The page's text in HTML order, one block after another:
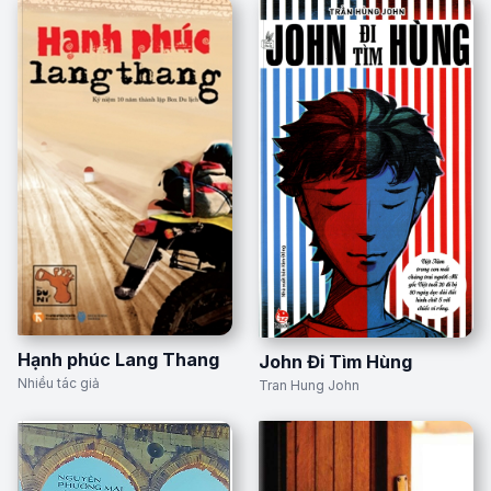
Hạnh phúc Lang Thang
Nhiều tác giả
John Đi Tìm Hùng
Tran Hung John